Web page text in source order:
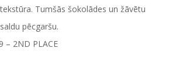
Tumšās šokolādes un žāvētu
pēcgaršu.
– 2ND PLACE